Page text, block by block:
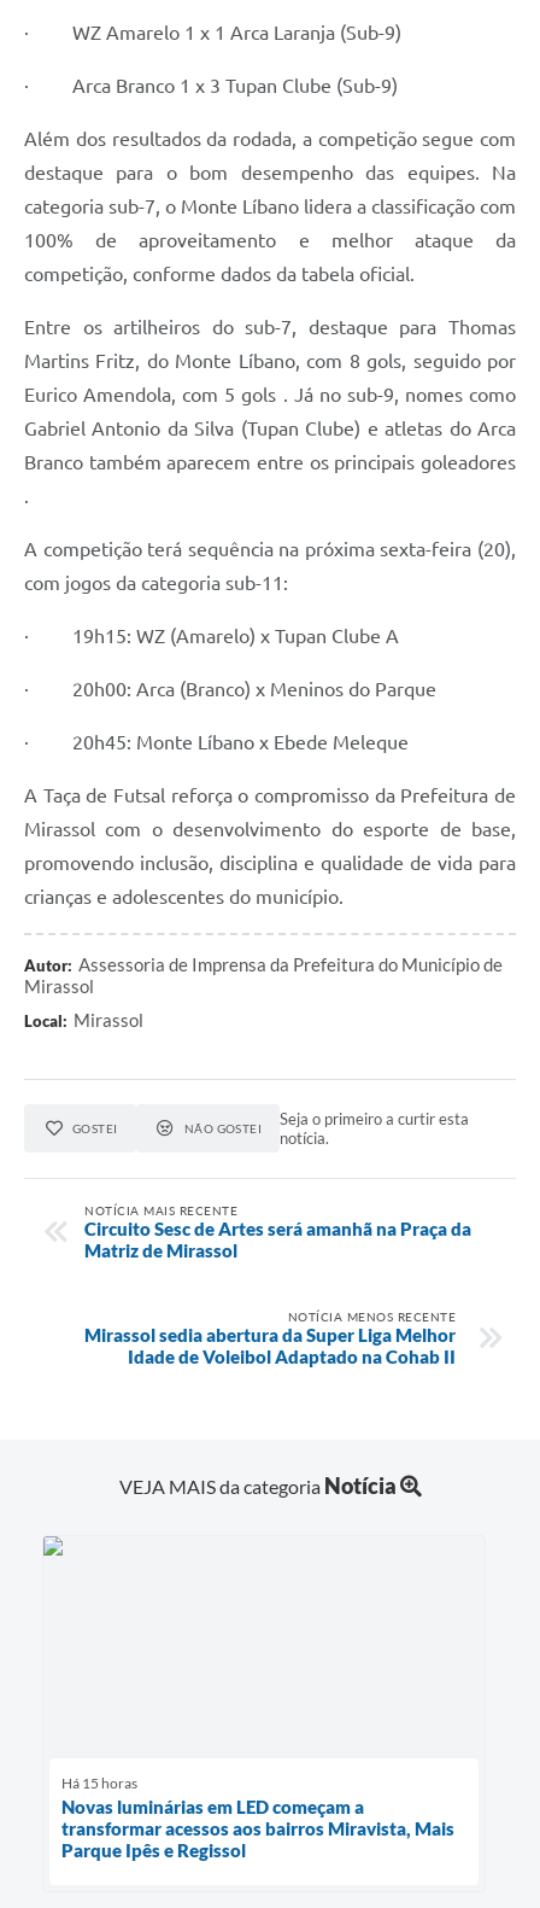
· WZ Amarelo 1 x 1 Arca Laranja (Sub-9)
· Arca Branco 1 x 3 Tupan Clube (Sub-9)
Além dos resultados da rodada, a competição segue com
destaque para o bom desempenho das equipes. Na
categoria sub-7, o Monte Líbano lidera a classificação com
100% de aproveitamento e melhor ataque da
competição, conforme dados da tabela oficial.
Entre os artilheiros do sub-7, destaque para Thomas
Martins Fritz, do Monte Líbano, com 8 gols, seguido por
Eurico Amendola, com 5 gols . Já no sub-9, nomes como
Gabriel Antonio da Silva (Tupan Clube) e atletas do Arca
Branco também aparecem entre os principais goleadores
.
A competição terá sequência na próxima sexta-feira (20),
com jogos da categoria sub-11:
· 19h15: WZ (Amarelo) x Tupan Clube A
· 20h00: Arca (Branco) x Meninos do Parque
· 20h45: Monte Líbano x Ebede Meleque
A Taça de Futsal reforça o compromisso da Prefeitura de
Mirassol com o desenvolvimento do esporte de base,
promovendo inclusão, disciplina e qualidade de vida para
crianças e adolescentes do município.
Autor: Assessoria de Imprensa da Prefeitura do Município de
Mirassol
Local: Mirassol
GOSTEI NÃO GOSTEI
Seja o primeiro a curtir esta
notícia.
NOTÍCIA MAIS RECENTE
Circuito Sesc de Artes será amanhã na Praça da
Matriz de Mirassol
NOTÍCIA MENOS RECENTE
Mirassol sedia abertura da Super Liga Melhor
Idade de Voleibol Adaptado na Cohab II
VEJA MAIS da categoria Notícia
Há 15 horas
Novas luminárias em LED começam a
transformar acessos aos bairros Miravista, Mais
Parque Ipês e Regissol